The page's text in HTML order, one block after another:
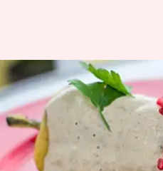
Menikmati
Gastronomi
Meksiko
menulis